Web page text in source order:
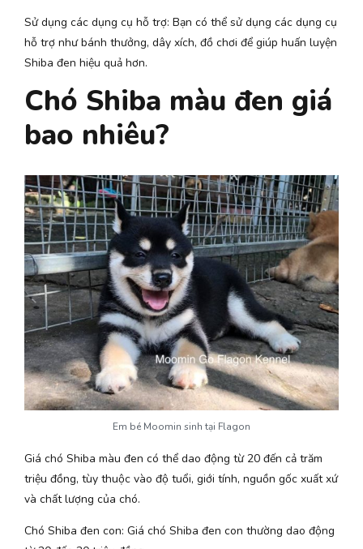
Sử dụng các dụng cụ hỗ trợ: Bạn có thể sử dụng các dụng cụ
hỗ trợ như bánh thưởng, dây xích, đồ chơi để giúp huấn luyện
Shiba đen hiệu quả hơn.
Chó Shiba màu đen giá
bao nhiêu?
Em bé Moomin sinh tại Flagon
Giá chó Shiba màu đen có thể dao động từ 20 đến cả trăm
triệu đồng, tùy thuộc vào độ tuổi, giới tính, nguồn gốc xuất xứ
và chất lượng của chó.
Chó Shiba đen con: Giá chó Shiba đen con thường dao động